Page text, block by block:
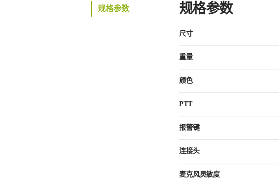
规格参数 规格参数
尺寸
重量
颜色
PTT
报警键
连接头
麦克风灵敏度